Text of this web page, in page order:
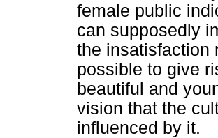
female public
can supposedly
the insatisfaction
possible to give
beautiful and
vision that the
influenced by it.